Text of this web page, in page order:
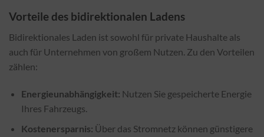
Vorteile des bidirektionalen Ladens
Bidirektionales Laden ist sowohl für private Haushalte als
auch für Unternehmen von großem Nutzen. Zu den Vorteilen
zählen:
Energieunabhängigkeit: Nutzen Sie gespeicherte Energie
Ihres Fahrzeugs.
Kostenersparnis: Über das Stromnetz können günstigere